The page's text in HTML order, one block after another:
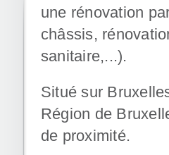
une rénovation
châssis,
sanitaire,...).
Situé sur
Région de
de proximité.